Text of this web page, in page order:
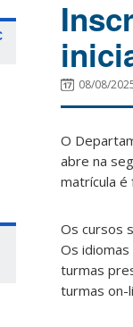
08/08/
O
abre na
matrícula
Os cursos
Os
turmas
turmas on-